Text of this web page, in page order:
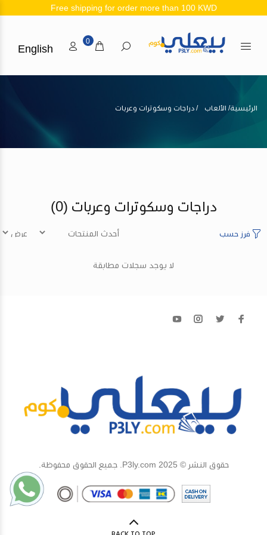
Free shipping for order more than 100 KWD
0
English
الرئيسية الألعاب دراجات وسكوترات وعربات
دراجات وسكوترات وعربات (0)
فرز حسب
لا يوجد سجلات مطابقة
حقوق النشر © 2025 P3ly.com. جميع الحقوق محفوظة.